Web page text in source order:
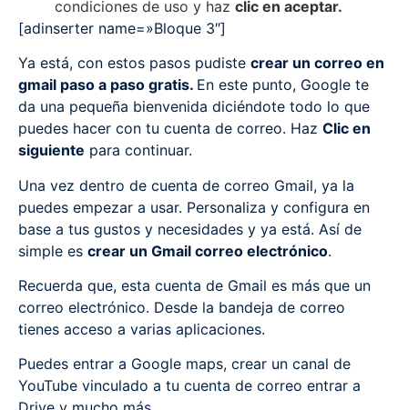
condiciones de uso y haz clic en aceptar.
[adinserter name=»Bloque 3″]
Ya está, con estos pasos pudiste crear un correo en
gmail paso a paso gratis. En este punto, Google te
da una pequeña bienvenida diciéndote todo lo que
puedes hacer con tu cuenta de correo. Haz Clic en
siguiente para continuar.
Una vez dentro de cuenta de correo Gmail, ya la
puedes empezar a usar. Personaliza y configura en
base a tus gustos y necesidades y ya está. Así de
simple es crear un Gmail correo electrónico.
Recuerda que, esta cuenta de Gmail es más que un
correo electrónico. Desde la bandeja de correo
tienes acceso a varias aplicaciones.
Puedes entrar a Google maps, crear un canal de
YouTube vinculado a tu cuenta de correo entrar a